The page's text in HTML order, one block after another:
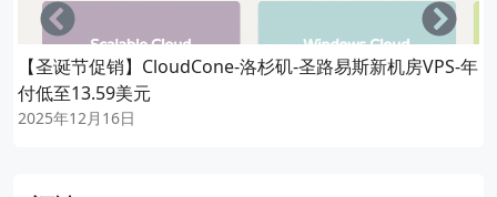
【圣诞节促销】CloudCone-洛杉矶-圣路易斯新机房VPS-年
付低至13.59美元
2025年12月16日
Left